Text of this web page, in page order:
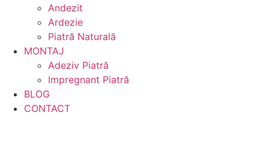
Andezit
Ardezie
Piatră Naturală
MONTAJ
Adeziv Piatră
Impregnant Piatră
BLOG
CONTACT